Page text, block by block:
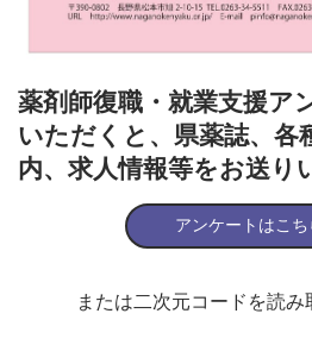
薬剤師復職・就業支援ア
いただくと、県薬誌、各
内、求人情報等をお送り
アンケートはこち
または二次元コードを読み